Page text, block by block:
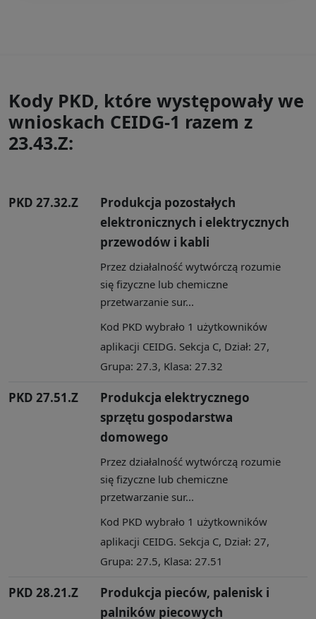
Kody PKD, które występowały we
wnioskach CEIDG-1 razem z
23.43.Z:
PKD 27.32.Z
Produkcja pozostałych
elektronicznych i elektrycznych
przewodów i kabli
Przez działalność wytwórczą rozumie
się fizyczne lub chemiczne
przetwarzanie sur...
Kod PKD wybrało 1 użytkowników
aplikacji CEIDG. Sekcja C, Dział: 27,
Grupa: 27.3, Klasa: 27.32
PKD 27.51.Z
Produkcja elektrycznego
sprzętu gospodarstwa
domowego
Przez działalność wytwórczą rozumie
się fizyczne lub chemiczne
przetwarzanie sur...
Kod PKD wybrało 1 użytkowników
aplikacji CEIDG. Sekcja C, Dział: 27,
Grupa: 27.5, Klasa: 27.51
PKD 28.21.Z
Produkcja pieców, palenisk i
palników piecowych